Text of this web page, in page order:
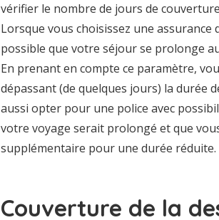
vérifier le nombre de jours de
Lorsque vous choisissez une assurance
possible que votre séjour se prolonge
En prenant en compte ce paramètre,
dépassant (de quelques jours) la durée
aussi opter pour une police avec
votre voyage serait prolongé et que
supplémentaire pour une durée réduite.
Couverture de la